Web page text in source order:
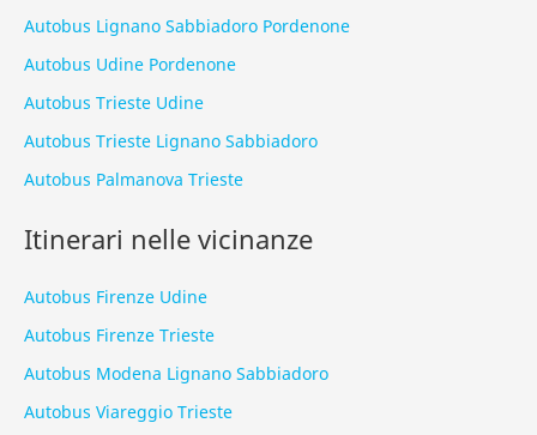
Autobus Lignano Sabbiadoro Pordenone
Autobus Udine Pordenone
Autobus Trieste Udine
Autobus Trieste Lignano Sabbiadoro
Autobus Palmanova Trieste
Itinerari nelle vicinanze
Autobus Firenze Udine
Autobus Firenze Trieste
Autobus Modena Lignano Sabbiadoro
Autobus Viareggio Trieste